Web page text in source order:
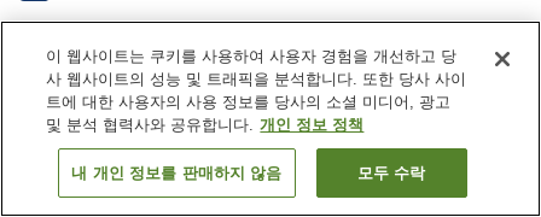
숙소 편의 시설/서비스
주차장
카페
일본식 술집 코너
자동판매기
일본 사이타마 이루마 IRUMA DAI-ICHI HOTEL
객실 보기
이 웹사이트는 쿠키를 사용하여 사용자 경험을 개선하고 당
사 웹사이트의 성능 및 트래픽을 분석합니다. 또한 당사 사이
트에 대한 사용자의 사용 정보를 당사의 소셜 미디어, 광고
및 분석 협력사와 공유합니다. 개인 정보 정책
내 개인 정보를 판매하지 않음 모두 수락